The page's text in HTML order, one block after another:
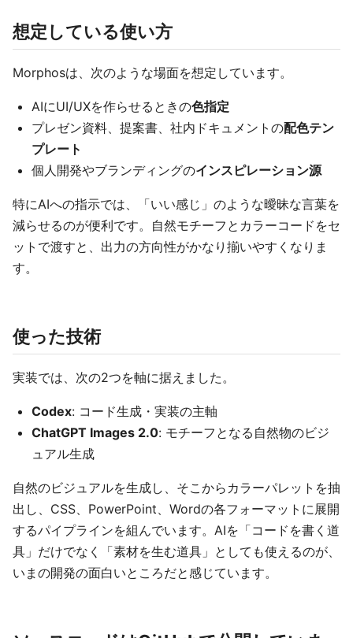
想定している使い方
Morphosは、次のような場面を想定しています。
AIにUI/UXを作らせるときの色指定
プレゼン資料、提案書、社内ドキュメントの配色テン
プレート
個人開発やブランディングのインスピレーション源
特にAIへの指示では、「いい感じ」のような曖昧な言葉を
減らせるのが便利です。自然モチーフとカラーコードをセ
ットで渡すと、出力の方向性がかなり揃いやすくなりま
す。
使った技術
実装では、次の2つを軸に据えました。
Codex: コード生成・実装の主軸
ChatGPT Images 2.0: モチーフとなる自然物のビジ
ュアル生成
自然のビジュアルを生成し、そこからカラーパレットを抽
出し、CSS、PowerPoint、Wordの各フォーマットに展開
するパイプラインを組んでいます。AIを「コードを書く道
具」だけでなく「素材を生む道具」としても使えるのが、
いまの開発の面白いところだと感じています。